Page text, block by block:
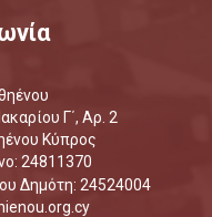
Γ΄, Αρ. 2
Κύπρος
24811370
Δημότη: 24524004